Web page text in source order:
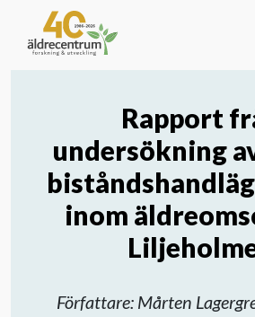
Forskning och Utveckling
Samarbete
Projekt
Rapport
undersökning
inom
Författare: Mårten